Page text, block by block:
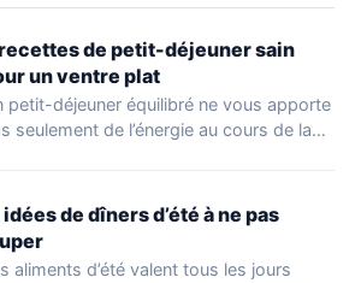
de petit-déjeuner sain
un ventre plat
petit-déjeuner équilibré ne vous apporte
seulement de l’énergie au cours de la…
idées de dîners d’été à ne pas
aliments d’été valent tous les jours